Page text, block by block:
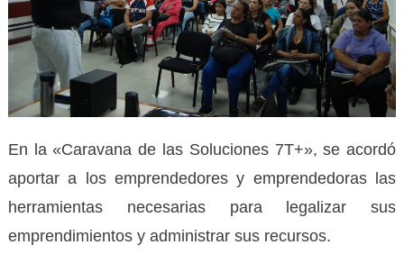
En la «Caravana de las Soluciones 7T+», se acordó
aportar a los emprendedores y emprendedoras las
herramientas necesarias para legalizar sus
emprendimientos y administrar sus recursos.